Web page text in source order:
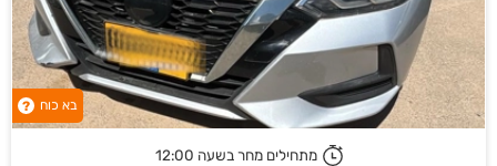
בא כוח ?
מתחילים מחר בשעה 12:00